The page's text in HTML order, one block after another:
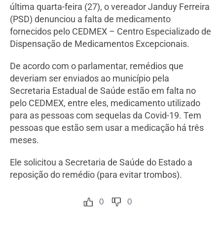
última quarta-feira (27), o vereador Janduy Ferreira
(PSD) denunciou a falta de medicamento
fornecidos pelo CEDMEX – Centro Especializado de
Dispensação de Medicamentos Excepcionais.
De acordo com o parlamentar, remédios que
deveriam ser enviados ao município pela
Secretaria Estadual de Saúde estão em falta no
pelo CEDMEX, entre eles, medicamento utilizado
para as pessoas com sequelas da Covid-19. Tem
pessoas que estão sem usar a medicação há três
meses.
Ele solicitou a Secretaria de Saúde do Estado a
reposição do remédio (para evitar trombos).
0 0